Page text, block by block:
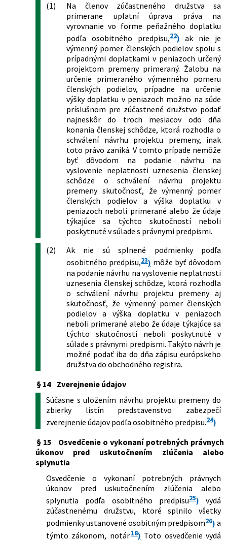
(1)
Na členov zúčastneného družstva sa
primerane uplatní úprava práva na
vyrovnanie vo forme peňažného doplatku
podľa osobitného predpisu,22) ak nie je
výmenný pomer členských podielov spolu s
prípadnými doplatkami v peniazoch určený
projektom premeny primeraný. Žalobu na
určenie primeraného výmenného pomeru
členských podielov, prípadne na určenie
výšky doplatku v peniazoch možno na súde
príslušnom pre zúčastnené družstvo podať
najneskôr do troch mesiacov odo dňa
konania členskej schôdze, ktorá rozhodla o
schválení návrhu projektu premeny, inak
toto právo zaniká. V tomto prípade nemôže
byť dôvodom na podanie návrhu na
vyslovenie neplatnosti uznesenia členskej
schôdze o schválení návrhu projektu
premeny skutočnosť, že výmenný pomer
členských podielov a výška doplatku v
peniazoch neboli primerané alebo že údaje
týkajúce sa týchto skutočností neboli
poskytnuté v súlade s právnymi predpismi.
(2)
Ak nie sú splnené podmienky podľa
osobitného predpisu,23) môže byť dôvodom
na podanie návrhu na vyslovenie neplatnosti
uznesenia členskej schôdze, ktorá rozhodla
o schválení návrhu projektu premeny aj
skutočnosť, že výmenný pomer členských
podielov a výška doplatku v peniazoch
neboli primerané alebo že údaje týkajúce sa
týchto skutočností neboli poskytnuté v
súlade s právnymi predpismi. Takýto návrh je
možné podať iba do dňa zápisu európskeho
družstva do obchodného registra.
§ 14
Zverejnenie údajov
Súčasne s uložením návrhu projektu premeny do
zbierky listín predstavenstvo zabezpečí
zverejnenie údajov podľa osobitného predpisu.24)
§ 15
Osvedčenie o vykonaní potrebných právnych
úkonov pred uskutočnením zlúčenia alebo
splynutia
Osvedčenie o vykonaní potrebných právnych
úkonov pred uskutočnením zlúčenia alebo
splynutia podľa osobitného predpisu25) vydá
zúčastnenému družstvu, ktoré splnilo všetky
podmienky ustanovené osobitným predpisom26) a
týmto zákonom, notár.18) Toto osvedčenie vydá